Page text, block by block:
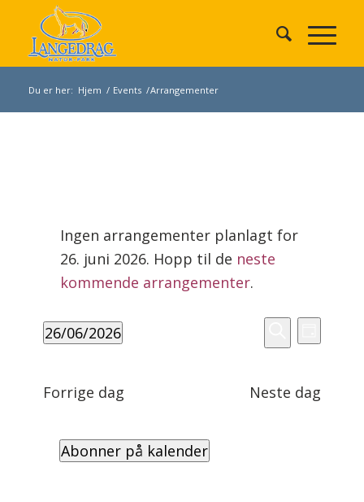
Du er her: Hjem / Events /Arrangementer
den
26.
juni
2026
Merknad
Ingen arrangementer planlagt for
26. juni 2026. Hopp til de neste
kommende arrangementer.
Search
and
Navigation
Søk
Views
Dag
26/06/2026
Forrige dag Neste dag
Abonner på kalender